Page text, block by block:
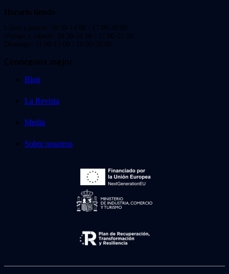
Horario tienda
Lunes a jueves: 10:30-14:00 / 17:00-20:00
Viernes y sábado: 10:30-14:00 / 17:00-21:00
Domingo: 11:00-15:00 / 16:00-20:00
Conócenos mejor
Blog
La Revista
Media
Sobre nosotros